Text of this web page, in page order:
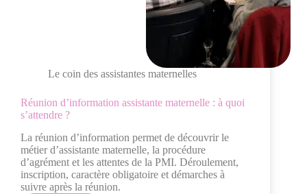
Le coin des assistantes maternelles
Réunion d’information assistante maternelle : à quoi
s’attendre ?
La réunion d’information permet de découvrir le
métier d’assistante maternelle, la procédure
d’agrément et les attentes de la PMI. Déroulement,
inscription, caractère obligatoire et démarches à
suivre après la réunion.